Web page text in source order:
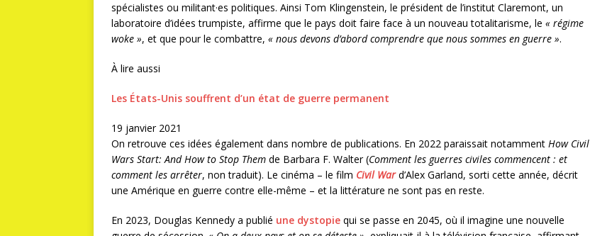
spécialistes ou militant·es politiques. Ainsi Tom Klingenstein, le président de l’institut Claremont, un
laboratoire d’idées trumpiste, affirme que le pays doit faire face à un nouveau totalitarisme, le « régime
woke », et que pour le combattre, « nous devons d’abord comprendre que nous sommes en guerre ».
À lire aussi
Les États-Unis souffrent d’un état de guerre permanent
19 janvier 2021
On retrouve ces idées également dans nombre de publications. En 2022 paraissait notamment How Civil
Wars Start: And How to Stop Them de Barbara F. Walter (Comment les guerres civiles commencent : et
comment les arrêter, non traduit). Le cinéma – le film Civil Ward’Alex Garland, sorti cette année, décrit
une Amérique en guerre contre elle-même – et la littérature ne sont pas en reste.
En 2023, Douglas Kennedy a publié une dystopie qui se passe en 2045, où il imagine une nouvelle